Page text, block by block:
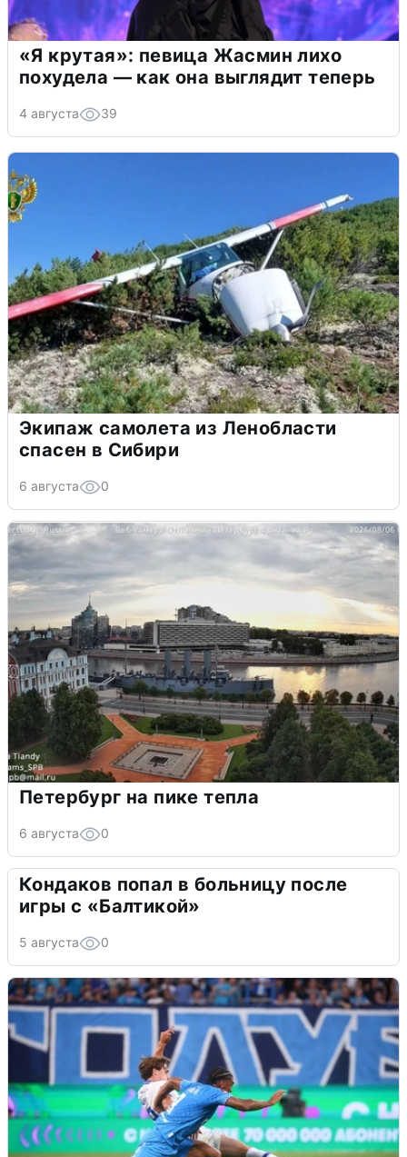
«Я крутая»: певица Жасмин лихо
похудела — как она выглядит теперь
4 августа 39
Экипаж самолета из Ленобласти
спасен в Сибири
6 августа 0
Петербург на пике тепла
6 августа 0
Кондаков попал в больницу после
игры с «Балтикой»
5 августа 0